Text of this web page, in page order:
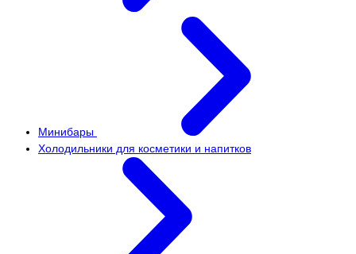
Минибары
Холодильники для косметики и напитков